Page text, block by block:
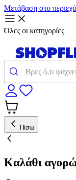
Μετάβαση στο
Όλες οι κατηγορίες
Πίσω
Καλάθι